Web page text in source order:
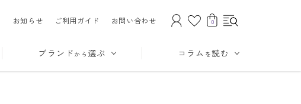
お知らせ ご利用ガイド お問い合わせ 0
ブランド から 選ぶ コラム を読む